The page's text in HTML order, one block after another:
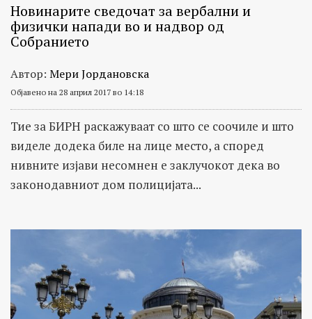
Новинарите сведочат за вербални и
физички напади во и надвор од
Собранието
Автор: Мери Јордановска
Објавено на 28 април 2017 во 14:18
Тие за БИРН раскажуваат со што се соочиле и што
виделе додека биле на лице место, а според
нивните изјави несомнен е заклучокот дека во
законодавниот дом полицијата...